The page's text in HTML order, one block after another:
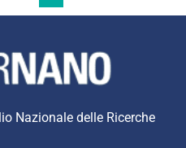
Nazionale delle Ricerche